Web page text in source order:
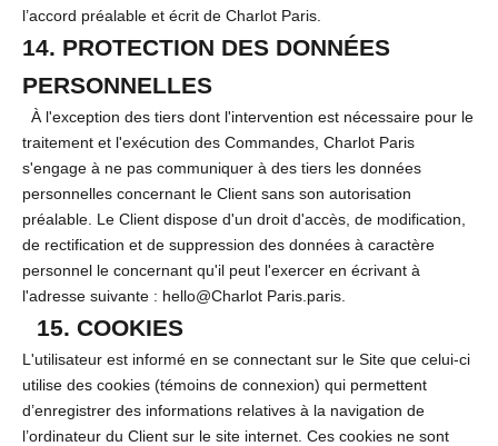
l’accord préalable et écrit de Charlot Paris.
14. PROTECTION DES DONNÉES
PERSONNELLES
À l'exception des tiers dont l'intervention est nécessaire pour le
traitement et l'exécution des Commandes, Charlot Paris
s'engage à ne pas communiquer à des tiers les données
personnelles concernant le Client sans son autorisation
préalable. Le Client dispose d'un droit d'accès, de modification,
de rectification et de suppression des données à caractère
personnel le concernant qu'il peut l'exercer en écrivant à
l'adresse suivante : hello@Charlot Paris.paris.
15. COOKIES
L'utilisateur est informé en se connectant sur le Site que celui-ci
utilise des cookies (témoins de connexion) qui permettent
d’enregistrer des informations relatives à la navigation de
l’ordinateur du Client sur le site internet. Ces cookies ne sont